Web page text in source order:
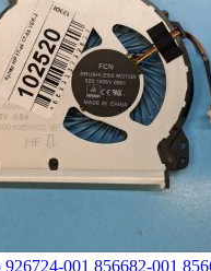
001 856682-001